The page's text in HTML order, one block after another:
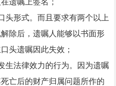
遗嘱上签名；
形式。而且要求有两个以上
除后，遗嘱人能够以书面形
头遗嘱因此失效；
法律效力的行为。因为遗嘱
亡后的财产归属问题所作的